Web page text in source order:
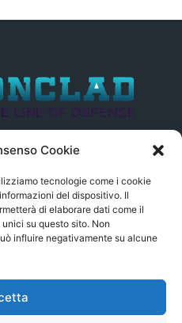
Cookie
tecnologie come i cookie
del dispositivo. Il
di elaborare dati come il
su questo sito. Non
influire negativamente su alcune
segnalate né può essere
dei loro contenuti. Si precisa
NON sono da
del sito GenSys.it, ad
pubblicati nel blog.